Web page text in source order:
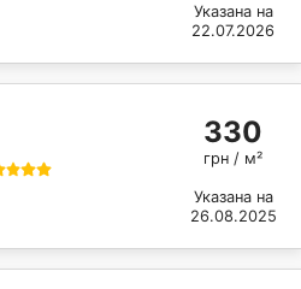
Указана на
22.07.2026
330
грн / м²
Указана на
26.08.2025